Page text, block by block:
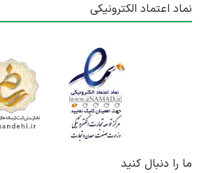
نماد اعتماد الکترونیکی
ما را دنبال کنید